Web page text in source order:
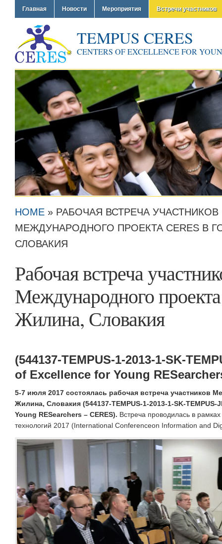
Главная Новости Мероприятия Встречи участников
TEMPUS CERES
CENTERS OF EXCELLENCE FOR
HOME » РАБОЧАЯ ВСТРЕЧА УЧАСТНИКОВ
МЕЖДУНАРОДНОГО ПРОЕКТА CERES В
СЛОВАКИЯ
Рабочая встреча
Международного
Жилина, Словакия
(544137-TEMPUS-1-2013-1-SK-
of Excellence for Young
5-7 июля 2017 состоялась рабочая встреча участников
Жилина, Словакия (544137-TEMPUS-1-2013-1-SK-TEMPUS-
Young RESearchers – CERES). Встреча проводилась в
технологий 2017 (International Conferenceon Information and